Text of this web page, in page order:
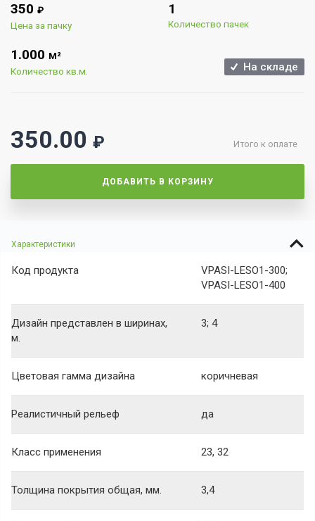
350 ₽
Цена за пачку
1
Количество пачек
1.000 М²
Количество кв.м. На складе
Итого к оплате
350.00 ₽
ДОБАВИТЬ В КОРЗИНУ
Характеристики
Код продукта
VPASI-LESO1-300;
VPASI-LESO1-400
Дизайн представлен в ширинах,
м.
3; 4
Цветовая гамма дизайна коричневая
Реалистичный рельеф да
Класс применения 23, 32
Толщина покрытия общая, мм. 3,4